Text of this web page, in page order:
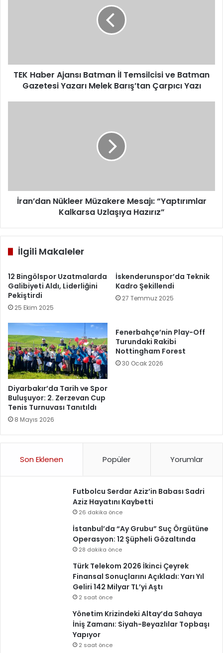
Gazetesi
Yazarı
Melek
TEK Haber Ajansı Batman İl Temsilcisi ve Batman
Gazetesi Yazarı Melek Barış’tan Çarpıcı Yazı
İran’dan Nükleer Müzakere Mesajı: “Yaptırımlar
Kalkarsa Uzlaşıya Hazırız”
İlgili Makaleler
12 Bingölspor Uzatmalarda
Galibiyeti Aldı, Liderliğini
Pekiştirdi
25 Ekim 2025
İskenderunspor’da Teknik
Kadro Şekillendi
27 Temmuz 2025
Diyarbakır’da Tarih ve Spor
Buluşuyor: 2. Zerzevan Cup
Tenis Turnuvası Tanıtıldı
8 Mayıs 2026
Fenerbahçe’nin Play-Off
Turundaki Rakibi
Nottingham Forest
30 Ocak 2026
Son Eklenen Popüler Yorumlar
Futbolcu Serdar Aziz’in Babası Sadri
Aziz Hayatını Kaybetti
26 dakika önce
İstanbul’da “Ay Grubu” Suç Örgütüne
Operasyon: 12 Şüpheli Gözaltında
28 dakika önce
Türk Telekom 2026 İkinci Çeyrek
Finansal Sonuçlarını Açıkladı: Yarı Yıl
Geliri 142 Milyar TL’yi Aştı
2 saat önce
Yönetim Krizindeki Altay’da Sahaya
İniş Zamanı: Siyah-Beyazlılar Topbaşı
Yapıyor
2 saat önce